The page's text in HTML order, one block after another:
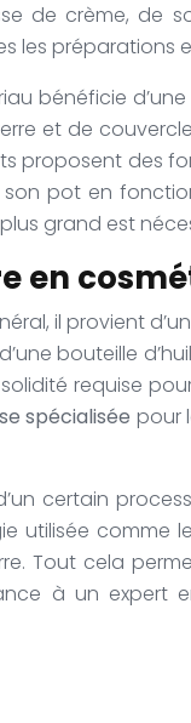
de crème, de
les préparations
bénéficie
et de
proposent des
pot en
grand est
en
il provient
bouteille
requise
spécialisée pour
certain
utilisée
Tout cela
à un expert